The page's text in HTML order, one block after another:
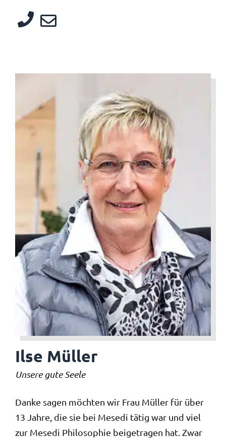
Ilse Müller
Unsere gute Seele
Danke sagen möchten wir Frau Müller für über
13 Jahre, die sie bei Mesedi tätig war und viel
zur Mesedi Philosophie beigetragen hat. Zwar